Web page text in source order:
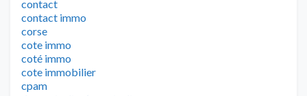
contact
contact immo
corse
cote immo
coté immo
cote immobilier
cpam